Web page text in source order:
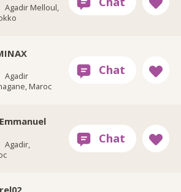
Agadir Melloul,
Agadir
Maroc
Agadir,